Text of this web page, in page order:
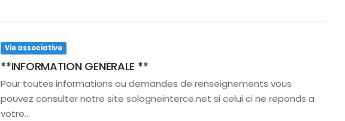
Vie associative
**INFORMATION GENERALE **
Pour toutes informations ou demandes de renseignements vous
pouvez consulter notre site sologneinterce.net si celui ci ne reponds a
votre…